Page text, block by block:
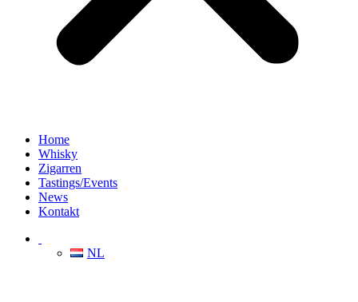
Home
Whisky
Zigarren
Tastings/Events
News
Kontakt
NL